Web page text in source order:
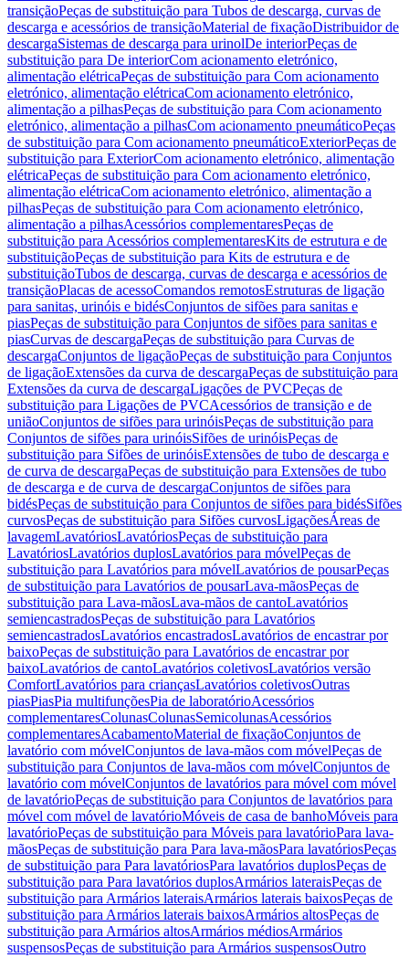
transiçãoPeças de substituição para Tubos de descarga, curvas de
descarga e acessórios de transiçãoMaterial de fixaçãoDistribuidor de
descargaSistemas de descarga para urinolDe interiorPeças de
substituição para De interiorCom acionamento eletrónico,
alimentação elétricaPeças de substituição para Com acionamento
eletrónico, alimentação elétricaCom acionamento eletrónico,
alimentação a pilhasPeças de substituição para Com acionamento
eletrónico, alimentação a pilhasCom acionamento pneumáticoPeças
de substituição para Com acionamento pneumáticoExteriorPeças de
substituição para ExteriorCom acionamento eletrónico, alimentação
elétricaPeças de substituição para Com acionamento eletrónico,
alimentação elétricaCom acionamento eletrónico, alimentação a
pilhasPeças de substituição para Com acionamento eletrónico,
alimentação a pilhasAcessórios complementaresPeças de
substituição para Acessórios complementaresKits de estrutura e de
substituiçãoPeças de substituição para Kits de estrutura e de
substituiçãoTubos de descarga, curvas de descarga e acessórios de
transiçãoPlacas de acessoComandos remotosEstruturas de ligação
para sanitas, urinóis e bidésConjuntos de sifões para sanitas e
piasPeças de substituição para Conjuntos de sifões para sanitas e
piasCurvas de descargaPeças de substituição para Curvas de
descargaConjuntos de ligaçãoPeças de substituição para Conjuntos
de ligaçãoExtensões da curva de descargaPeças de substituição para
Extensões da curva de descargaLigações de PVCPeças de
substituição para Ligações de PVCAcessórios de transição e de
uniãoConjuntos de sifões para urinóisPeças de substituição para
Conjuntos de sifões para urinóisSifões de urinóisPeças de
substituição para Sifões de urinóisExtensões de tubo de descarga e
de curva de descargaPeças de substituição para Extensões de tubo
de descarga e de curva de descargaConjuntos de sifões para
bidésPeças de substituição para Conjuntos de sifões para bidésSifões
curvosPeças de substituição para Sifões curvosLigaçõesÁreas de
lavagemLavatóriosLavatóriosPeças de substituição para
LavatóriosLavatórios duplosLavatórios para móvelPeças de
substituição para Lavatórios para móvelLavatórios de pousarPeças
de substituição para Lavatórios de pousarLava-mãosPeças de
substituição para Lava-mãosLava-mãos de cantoLavatórios
semiencastradosPeças de substituição para Lavatórios
semiencastradosLavatórios encastradosLavatórios de encastrar por
baixoPeças de substituição para Lavatórios de encastrar por
baixoLavatórios de cantoLavatórios coletivosLavatórios versão
ComfortLavatórios para criançasLavatórios coletivosOutras
piasPiasPia multifunçõesPia de laboratórioAcessórios
complementaresColunasColunasSemicolunasAcessórios
complementaresAcabamentoMaterial de fixaçãoConjuntos de
lavatório com móvelConjuntos de lava-mãos com móvelPeças de
substituição para Conjuntos de lava-mãos com móvelConjuntos de
lavatório com móvelConjuntos de lavatórios para móvel com móvel
de lavatórioPeças de substituição para Conjuntos de lavatórios para
móvel com móvel de lavatórioMóveis de casa de banhoMóveis para
lavatórioPeças de substituição para Móveis para lavatórioPara lava-
mãosPeças de substituição para Para lava-mãosPara lavatóriosPeças
de substituição para Para lavatóriosPara lavatórios duplosPeças de
substituição para Para lavatórios duplosArmários lateraisPeças de
substituição para Armários lateraisArmários laterais baixosPeças de
substituição para Armários laterais baixosArmários altosPeças de
substituição para Armários altosArmários médiosArmários
suspensosPeças de substituição para Armários suspensosOutro